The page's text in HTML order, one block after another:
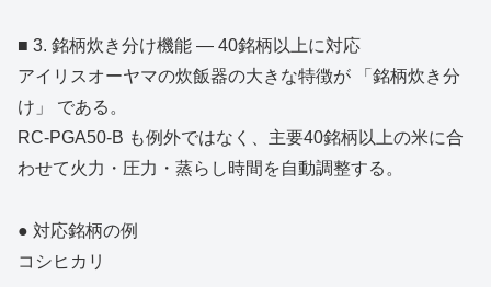
■ 3. 銘柄炊き分け機能 ― 40銘柄以上に対応
アイリスオーヤマの炊飯器の大きな特徴が 「銘柄炊き分
け」 である。
RC‑PGA50‑B も例外ではなく、主要40銘柄以上の米に合
わせて火力・圧力・蒸らし時間を自動調整する。
● 対応銘柄の例
コシヒカリ